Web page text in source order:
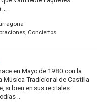
Conciertos
en Mayo de 1980 con la
Música Tradicional de Castilla
si bien en sus recitales
...